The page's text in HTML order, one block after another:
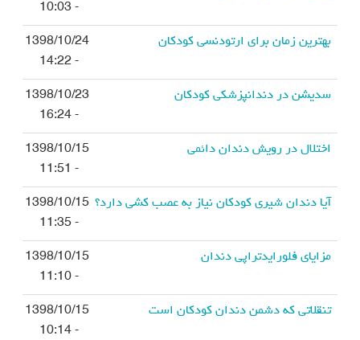
- 10:03
بهترین زمان برای ارتودنسی کودکان
1398/10/24
- 14:22
سدیشن در دندانپزشکی کودکان
1398/10/23
- 16:24
اختلال در رویش دندان دائمی
1398/10/15
- 11:51
آیا دندان شیری کودکان نیاز به عصب کشی دارد؟ 1398/10/15
- 11:35
مزایای فلورایدتراپی دندان
1398/10/15
- 11:10
تنقلاتی که دشمن دندان کودکان است
1398/10/15
- 10:14